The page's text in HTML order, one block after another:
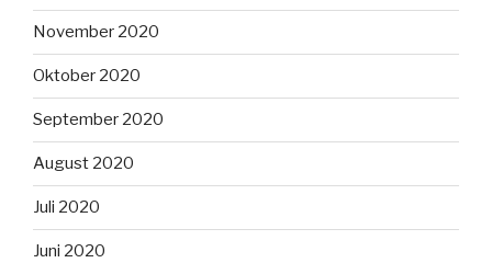
November 2020
Oktober 2020
September 2020
August 2020
Juli 2020
Juni 2020